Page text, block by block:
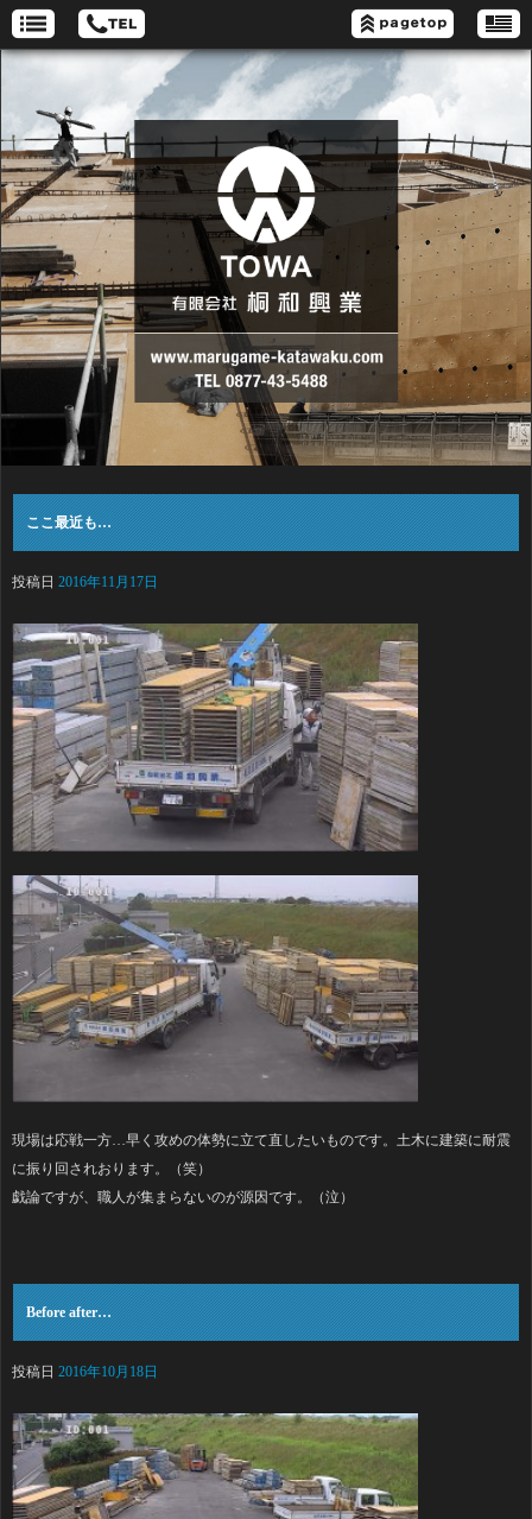
ここ最近も…
投稿日 2016年11月17日
現場は応戦一方…早く攻めの体勢に立て直したいものです。土木に建築に耐震
に振り回されおります。（笑）
戯論ですが、職人が集まらないのが源因です。（泣）
Before after…
投稿日 2016年10月18日